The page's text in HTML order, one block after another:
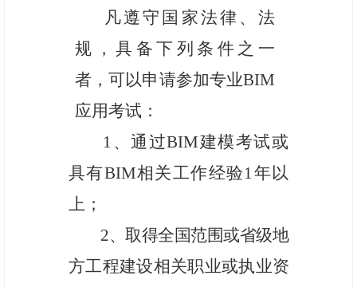
凡遵守国家法律、法
规，具备下列条件之一
者，可以申请参加专业BIM
应用考试：
1、通过BIM建模考试或
具有BIM相关工作经验1年以
上；
2、取得全国范围或省级地
方工程建设相关职业或执业资